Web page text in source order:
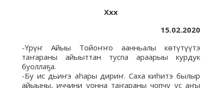
Ххх
15.02.2020
-Үрүҥ Айыы Тойоҥҥо аанньалы көтүтүүтэ
таҥараны айыыттан туспа араарыы курдук
буоллаҕа.
-Бу ис дьиҥэ аһары дириҥ. Саха киһитэ былыр
айыыны, иччини уонна таҥараны чопчу үс аҥы